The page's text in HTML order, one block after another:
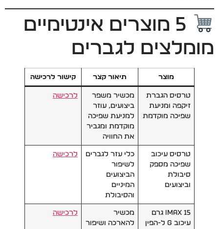
5 מוצרים אינטימיים
מומלצים לגברים
מוצר תיאור קצר קישור לרכישה
טרסיס הגברת
זיקפה ומניעת
שפיכה מוקדמת
מכשיר משפר
ביצועים, עוזר
למניעת שפיכה
מוקדמת ומגביר
את החוויה
לרכישה
טרסיס עיכוב
שפיכה מספק
סיבולת
וביצועים
כלי עזר לגברים
לשיפור
הביצועים
המיניים
והסיבולת
לרכישה
IMAX 15 גרם
עיכוב G ל-הפין
מכשיר
להארכה ושיפור
לרכישה